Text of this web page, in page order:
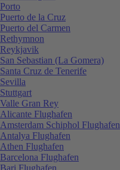
Porto
Puerto de la Cruz
Puerto del Carmen
Rethymnon
Reykjavik
San Sebastian (La Gomera)
Santa Cruz de Tenerife
Sevilla
Stuttgart
Valle Gran Rey
Alicante Flughafen
Amsterdam Schiphol Flughafen
Antalya Flughafen
Athen Flughafen
Barcelona Flughafen
Bari Flughafen